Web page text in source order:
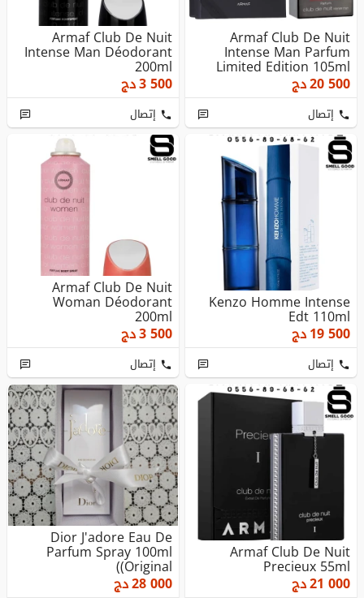
Armaf Club De Nuit
Intense Man Parfum
Limited Edition 105ml
20 500دج
إتصال
Armaf Club De Nuit
Intense Man Déodorant
200ml
3 500دج
إتصال
Kenzo Homme Intense
Edt 110ml
19 500دج
إتصال
Armaf Club De Nuit
Woman Déodorant
200ml
3 500دج
إتصال
Armaf Club De Nuit
Precieux 55ml
21 000دج
Dior J'adore Eau De
Parfum Spray 100ml
(Original)
28 000دج